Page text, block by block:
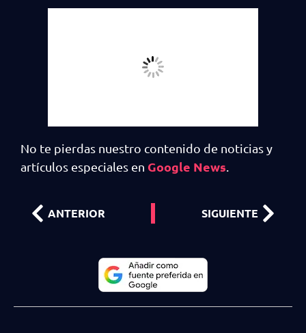
No te pierdas nuestro contenido de noticias y
artículos especiales en Google News
ANTERIOR SIGUIENTE